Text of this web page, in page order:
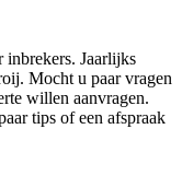
inbrekers. Jaarlijks
Mocht u paar vragen
willen aanvragen.
tips of een afspraak